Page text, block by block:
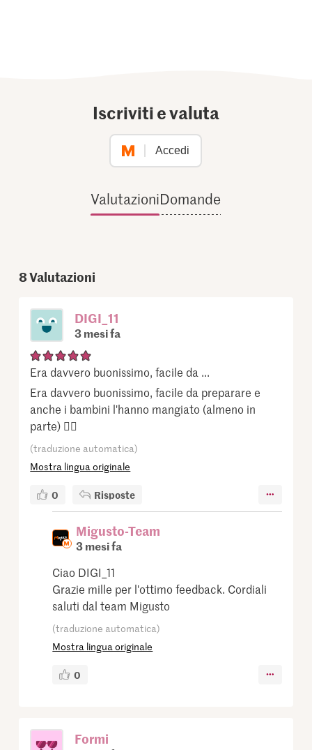
Iscriviti e valuta
Accedi
ValutazioniDomande
8Valutazioni
DIGI_11
3 mesi fa
Era davvero buonissimo, facile da ...
Era davvero buonissimo, facile da preparare e
anche i bambini l'hanno mangiato (almeno in
parte) 👍🏻
(traduzione automatica)
Mostra lingua originale
0 Risposte
Migusto-Team
3 mesi fa
Ciao DIGI_11
Grazie mille per l'ottimo feedback. Cordiali
saluti dal team Migusto
(traduzione automatica)
Mostra lingua originale
0
Formi